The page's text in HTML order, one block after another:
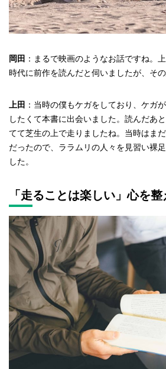
岡田 ：まるで映画のようなお話ですね。
時代に前作を読んだと伺いましたが、そ
上田 ：当時の僕もケガをしており、ケガ
したくて本書に出会いました。読んだあ
てて芝生の上で走りましたね。当時はま
だったので、ララムリの人々を見習い裸
した。
「走ることは楽しい」心を